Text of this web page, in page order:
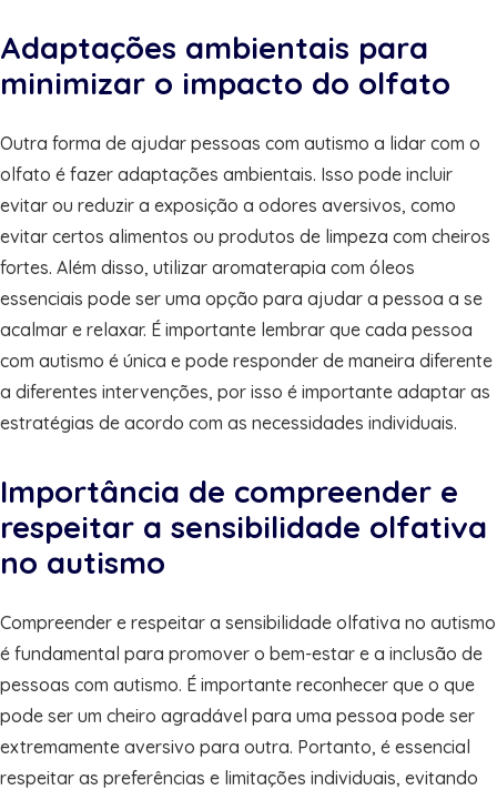
Adaptações ambientais para
minimizar o impacto do olfato
Outra forma de ajudar pessoas com autismo a lidar com o
olfato é fazer adaptações ambientais. Isso pode incluir
evitar ou reduzir a exposição a odores aversivos, como
evitar certos alimentos ou produtos de limpeza com cheiros
fortes. Além disso, utilizar aromaterapia com óleos
essenciais pode ser uma opção para ajudar a pessoa a se
acalmar e relaxar. É importante lembrar que cada pessoa
com autismo é única e pode responder de maneira diferente
a diferentes intervenções, por isso é importante adaptar as
estratégias de acordo com as necessidades individuais.
Importância de compreender e
respeitar a sensibilidade olfativa
no autismo
Compreender e respeitar a sensibilidade olfativa no autismo
é fundamental para promover o bem-estar e a inclusão de
pessoas com autismo. É importante reconhecer que o que
pode ser um cheiro agradável para uma pessoa pode ser
extremamente aversivo para outra. Portanto, é essencial
respeitar as preferências e limitações individuais, evitando